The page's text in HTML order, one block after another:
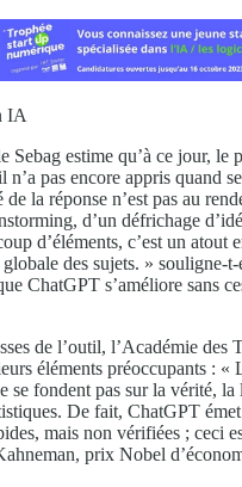
IA
Sebag estime qu’à ce jour, le
n’a pas encore appris quand
la réponse n’est pas au
d’un défrichage
d’éléments, c’est un atout
des sujets. » souligne-
ChatGPT s’améliore sans
de l’outil, l’Académie des
éléments préoccupants : «
se fondent pas sur la vérité,
De fait, ChatGPT
mais non vérifiées ; ceci
prix Nobel